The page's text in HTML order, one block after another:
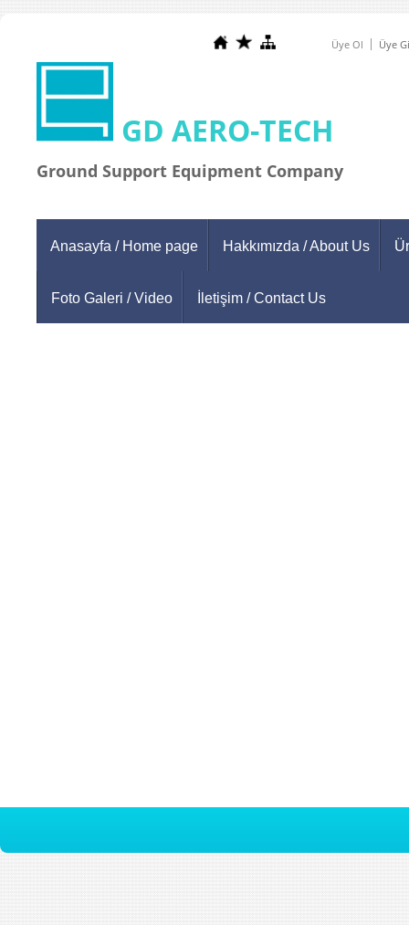
Üye Ol Üye
GD AERO-TECH
Ground Support Equipment Company
Anasayfa / Home page Hakkımızda / About Us
Foto Galeri / Video İletişim / Contact Us